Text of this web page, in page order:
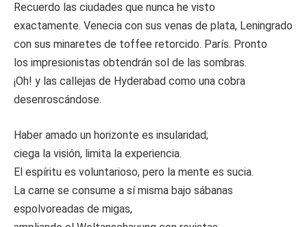
Recuerdo las ciudades que nunca he visto
exactamente. Venecia con sus venas de plata, Leningrado
con sus minaretes de toffee retorcido. París. Pronto
los impresionistas obtendrán sol de las sombras.
¡Oh! y las callejas de Hyderabad como una cobra
desenroscándose.
Haber amado un horizonte es insularidad;
ciega la visión, limita la experiencia.
El espíritu es voluntarioso, pero la mente es sucia.
La carne se consume a sí misma bajo sábanas
espolvoreadas de migas,